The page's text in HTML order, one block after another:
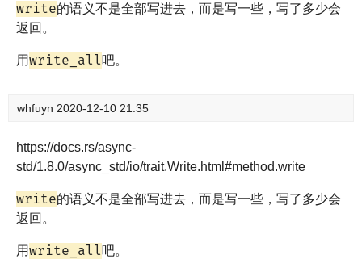
write的语义不是全部写进去，而是写一些，写了多少会
返回。
用write_all吧。
whfuyn 2020-12-10 21:35
https://docs.rs/async-
std/1.8.0/async_std/io/trait.Write.html#method.write
write的语义不是全部写进去，而是写一些，写了多少会
返回。
用write_all吧。